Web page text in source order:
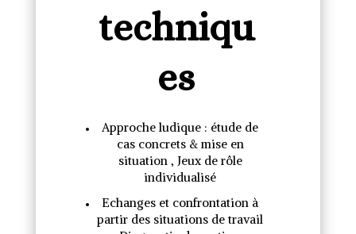
techniqu
es
Approche ludique : étude de
cas concrets & mise en
situation , Jeux de rôle
individualisé
Echanges et confrontation à
partir des situations de travail